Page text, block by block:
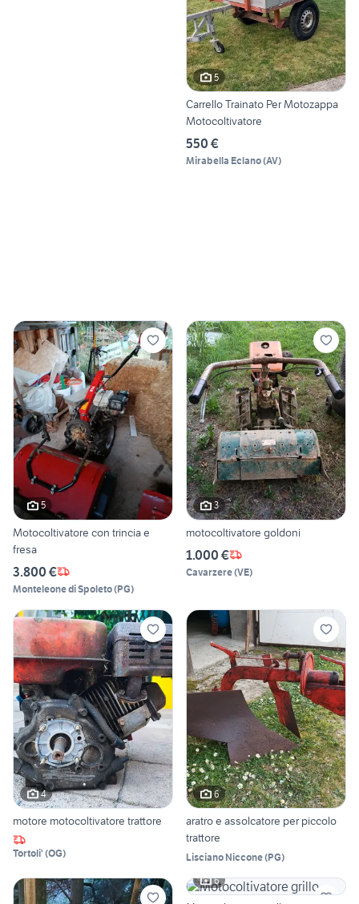
5
Carrello Trainato Per Motozappa
Motocoltivatore
550 €
Mirabella Eclano(AV)
5
Motocoltivatore con trincia e
fresa
3.800 €
Monteleone di Spoleto(PG)
3
motocoltivatore goldoni
1.000 €
Cavarzere(VE)
4
motore motocoltivatore trattore
Tortoli' (OG)
6
aratro e assolcatore per piccolo
trattore
Lisciano Niccone(PG)
6